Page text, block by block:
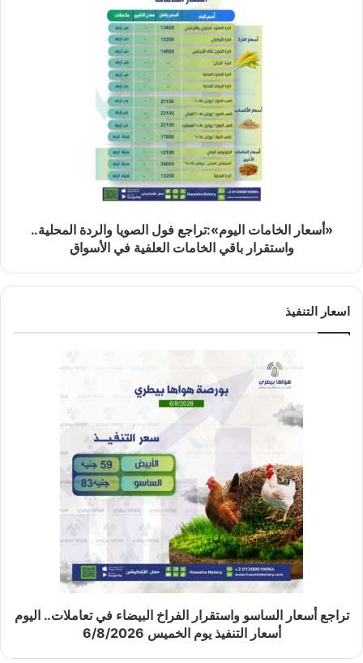
«أسعار الخامات اليوم»:تراجع فول الصويا والردة المحلية..
واستقرار باقي الخامات العلفية في الأسواق
اسعار التنفيذ
تراجع أسعار الساسو واستقرار الفراخ البيضاء في تعاملات.. اليوم
أسعار التنفيذ يوم الخميس 6/8/2026